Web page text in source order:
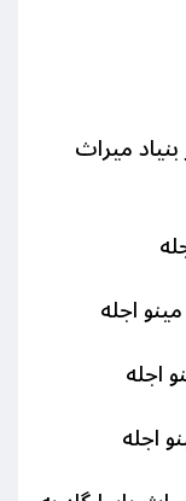
میراث
اجله
اجله
اجله